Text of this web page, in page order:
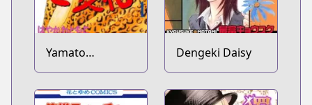
Yamato
Nadeshiko
Shichihenge♥
Dengeki Daisy